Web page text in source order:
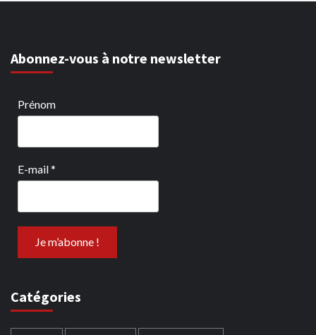
Abonnez-vous à notre newsletter
Prénom
E-mail*
Catégories